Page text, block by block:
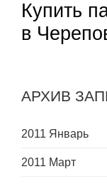
Купить
в
АРХИВ
2011 Январь
2011 Март